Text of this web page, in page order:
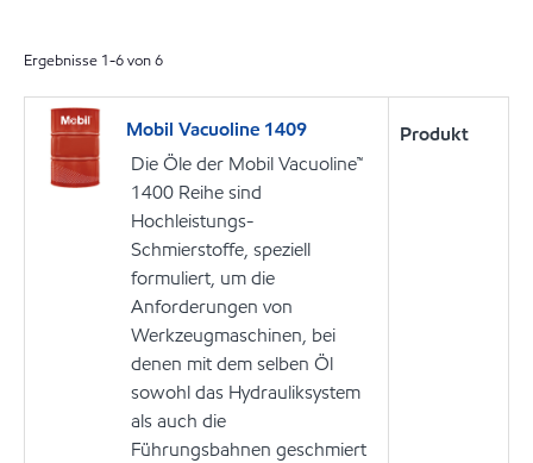
Ergebnisse 1-6von6
Mobil Vacuoline 1409
Die Öle der Mobil Vacuoline™
1400 Reihe sind
Hochleistungs-
Schmierstoffe, speziell
formuliert, um die
Anforderungen von
Werkzeugmaschinen, bei
denen mit dem selben Öl
sowohl das Hydrauliksystem
als auch die
Führungsbahnen geschmiert
Produkt